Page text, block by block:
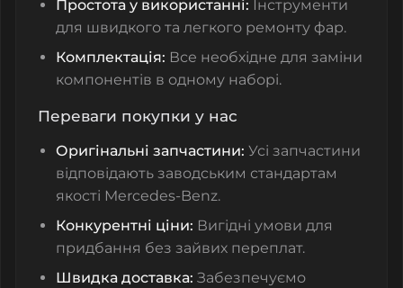
Простота у використанні: Інструменти
для швидкого та легкого ремонту фар.
Комплектація: Все необхідне для заміни
компонентів в одному наборі.
Переваги покупки у нас
Оригінальні запчастини: Усі запчастини
відповідають заводським стандартам
якості Mercedes-Benz.
Конкурентні ціни: Вигідні умови для
придбання без зайвих переплат.
Швидка доставка: Забезпечуємо